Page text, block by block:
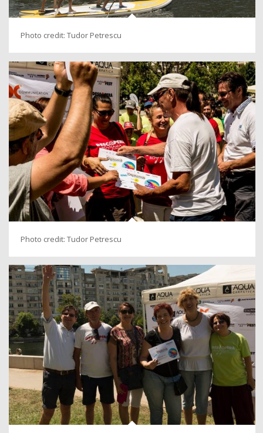
Photo credit: Tudor Petrescu
Photo credit: Tudor Petrescu